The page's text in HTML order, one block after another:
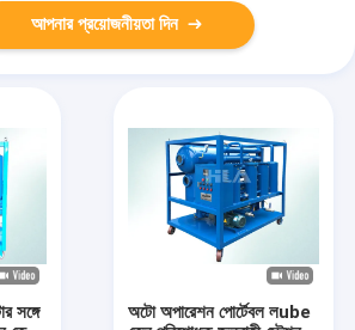
আপনার প্রয়োজনীয়তা দিন
সঙ্গে
অটো অপারেশন পোর্টেবল লube